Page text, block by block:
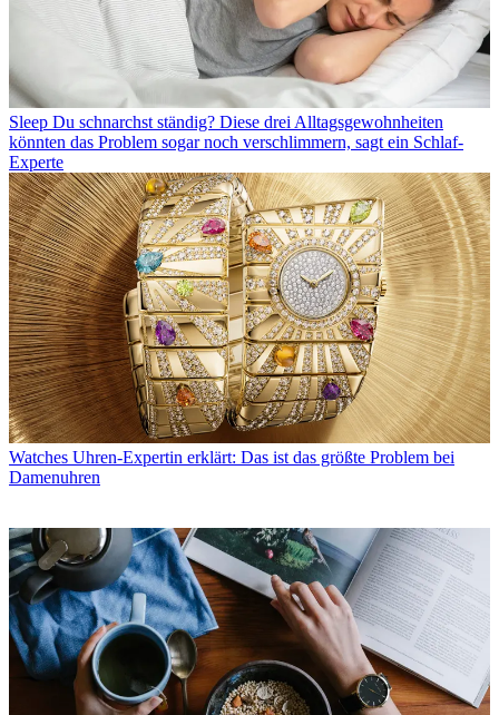
Sleep Du schnarchst ständig? Diese drei Alltagsgewohnheiten
könnten das Problem sogar noch verschlimmern, sagt ein Schlaf-
Experte
Watches Uhren-Expertin erklärt: Das ist das größte Problem bei
Damenuhren